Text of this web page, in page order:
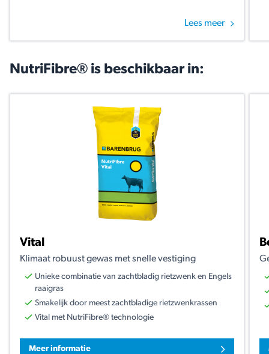
Lees meer
NutriFibre® is beschikbaar in:
Vital
Klimaat robuust gewas met snelle vestiging
Unieke combinatie van zachtbladig rietzwenk en Engels
raaigras
Smakelijk door meest zachtbladige rietzwenkrassen
Vital met NutriFibre® technologie
Meer informatie